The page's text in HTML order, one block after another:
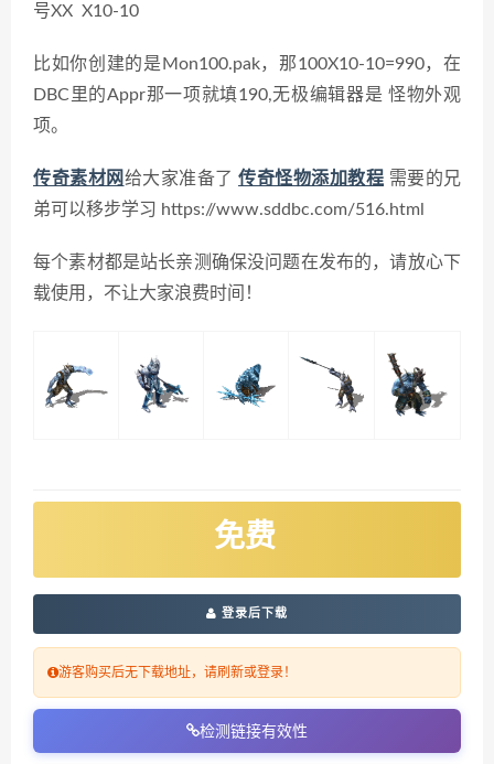
号XX X10-10
比如你创建的是Mon100.pak，那100X10-10=990，在
DBC里的Appr那一项就填190,无极编辑器是 怪物外观
项。
传奇素材网给大家准备了 传奇怪物添加教程 需要的兄
弟可以移步学习 https://www.sddbc.com/516.html
每个素材都是站长亲测确保没问题在发布的，请放心下
载使用，不让大家浪费时间！
免费
登录后下载
游客购买后无下载地址，请刷新或登录！
检测链接有效性